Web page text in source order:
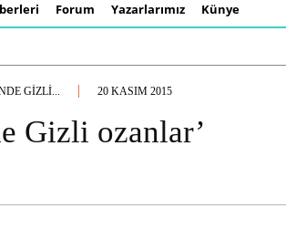
Forum Yazarlarımız Künye
GIZLI... 20 KASIM 2015
Gizli ozanlar’